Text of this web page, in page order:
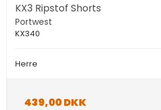
KX3 Ripstof Shorts
Portwest
KX340
Herre
439,00 DKK